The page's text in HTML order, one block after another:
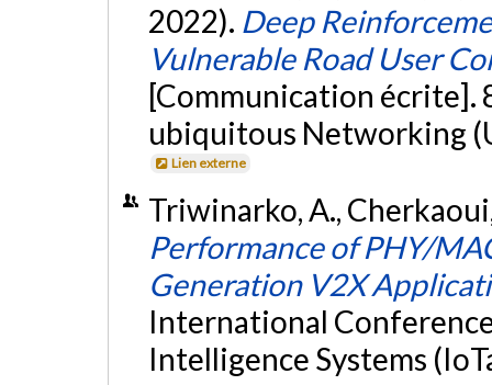
2022). Deep
Vulnerable Road User
[Communication écrite].
ubiquitous Networking
Lien externe
Triwinarko, A.,
Performance of PHY/
Generation V2X
International
Intelligence Systems